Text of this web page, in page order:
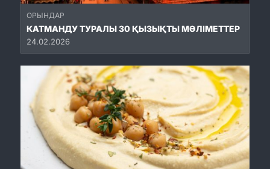
ОРЫНДАР
КАТМАНДУ ТУРАЛЫ 30 ҚЫЗЫҚТЫ МӘЛІМЕТТЕР
24.02.2026